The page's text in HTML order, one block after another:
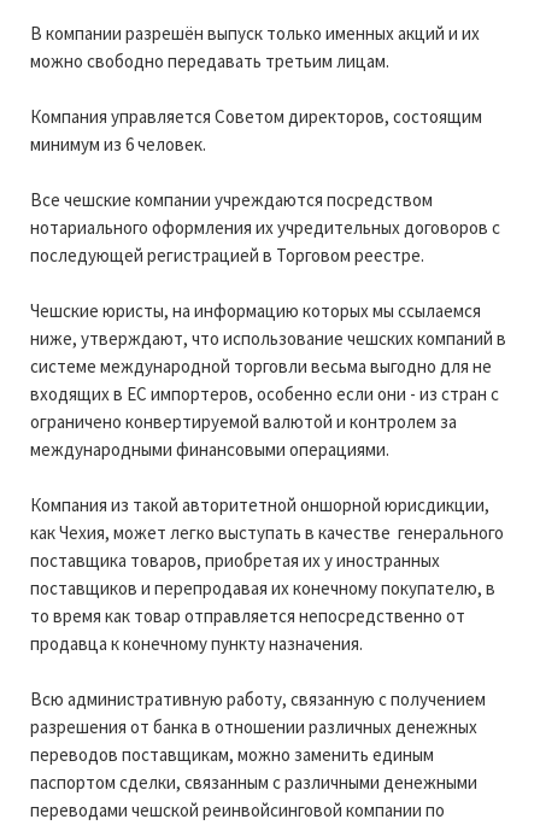
В компании разрешён выпуск только именных акций и их
можно свободно передавать третьим лицам.
Компания управляется Советом директоров, состоящим
минимум из 6 человек.
Все чешские компании учреждаются посредством
нотариального оформления их учредительных договоров с
последующей регистрацией в Торговом реестре.
Чешские юристы, на информацию которых мы ссылаемся
ниже, утверждают, что использование чешских компаний в
системе международной торговли весьма выгодно для не
входящих в ЕС импортеров, особенно если они - из стран с
ограничено конвертируемой валютой и контролем за
международными финансовыми операциями.
Компания из такой авторитетной оншорной юрисдикции,
как Чехия, может легко выступать в качестве генерального
поставщика товаров, приобретая их у иностранных
поставщиков и перепродавая их конечному покупателю, в
то время как товар отправляется непосредственно от
продавца к конечному пункту назначения.
Всю административную работу, связанную с получением
разрешения от банка в отношении различных денежных
переводов поставщикам, можно заменить единым
паспортом сделки, связанным с различными денежными
переводами чешской реинвойсинговой компании по